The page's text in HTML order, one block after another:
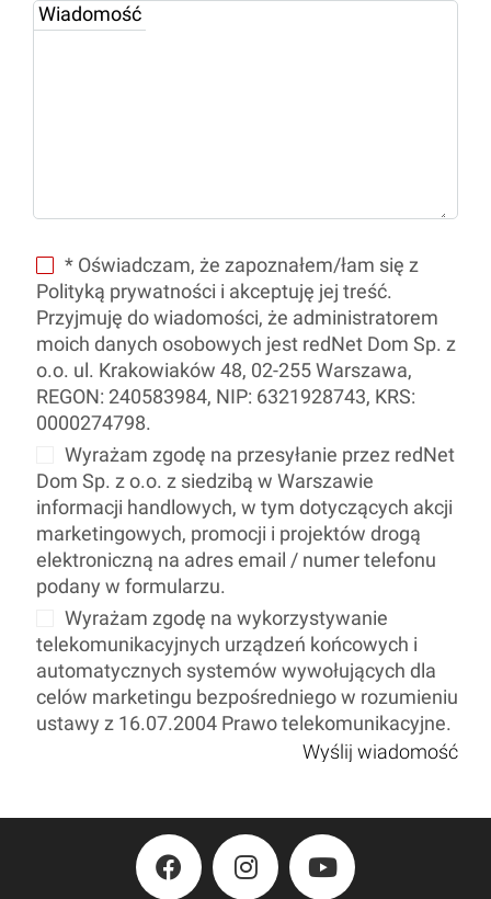
Wiadomość
* Oświadczam, że zapoznałem/łam się z
Polityką prywatności i akceptuję jej treść.
Przyjmuję do wiadomości, że administratorem
moich danych osobowych jest redNet Dom Sp. z
o.o. ul. Krakowiaków 48, 02-255 Warszawa,
REGON: 240583984, NIP: 6321928743, KRS:
0000274798.
Wyrażam zgodę na przesyłanie przez redNet
Dom Sp. z o.o. z siedzibą w Warszawie
informacji handlowych, w tym dotyczących akcji
marketingowych, promocji i projektów drogą
elektroniczną na adres email / numer telefonu
podany w formularzu.
Wyrażam zgodę na wykorzystywanie
telekomunikacyjnych urządzeń końcowych i
automatycznych systemów wywołujących dla
celów marketingu bezpośredniego w rozumieniu
ustawy z 16.07.2004 Prawo telekomunikacyjne.